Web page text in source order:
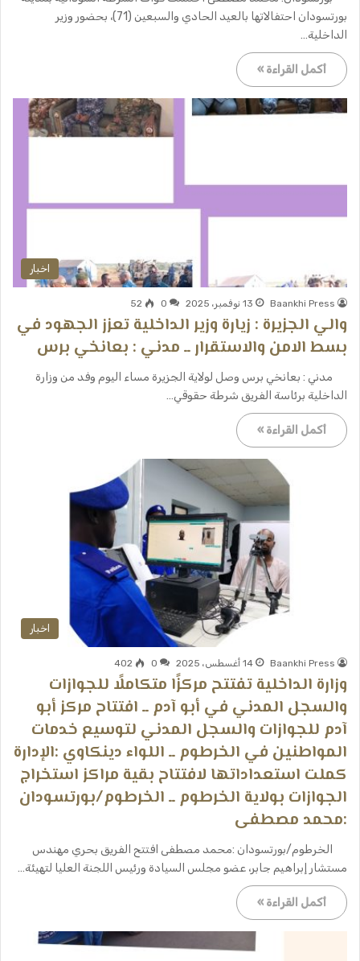
بورتسودان احتفالاتها بالعيد الحادي والسبعين (71)، بحضور وزير
الداخلية…
أكمل القراءة »
اخبار
Baankhi Press 13 نوفمبر، 2025 0
52
والي الجزيرة : زيارة وزير الداخلية تعزز الجهود في
بسط الامن والاستقرار ــ مدني : بعانخي برس
مدني : بعانخي برس وصل لولاية الجزيرة مساء اليوم وفد من وزارة
الداخلية برئاسة الفريق شرطة حقوقي…
أكمل القراءة »
اخبار
Baankhi Press 14 أغسطس، 2025 0
402
وزارة الداخلية تفتتح مركزًا متكاملًا للجوازات
والسجل المدني في أبو آدم ــ افتتاح مركز أبو
آدم للجوازات والسجل المدني لتوسيع خدمات
المواطنين في الخرطوم ــ اللواء دينكاوي :الإدارة
كملت استعداداتها لافتتاح بقية مراكز استخراج
الجوازات بولاية الخرطوم ــ الخرطوم/بورتسودان
:محمد مصطفى
الخرطوم/بورتسودان :محمد مصطفى افتتح الفريق بحري مهندس
مستشار إبراهيم جابر، عضو مجلس السيادة ورئيس اللجنة العليا لتهيئة…
أكمل القراءة »